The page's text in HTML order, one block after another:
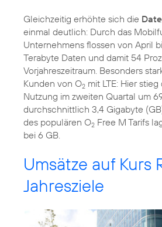
Gleichzeitig erhöhte sich die
einmal deutlich: Durch das
Unternehmens flossen von April
Terabyte Daten und damit 54
Vorjahreszeitraum. Besonders
Kunden von O2 mit LTE: Hier
Nutzung im zweiten Quartal um
durchschnittlich 3,4 Gigabyte
des populären O2 Free M Tarifs
bei 6 GB.
Umsätze auf Kurs
Jahresziele